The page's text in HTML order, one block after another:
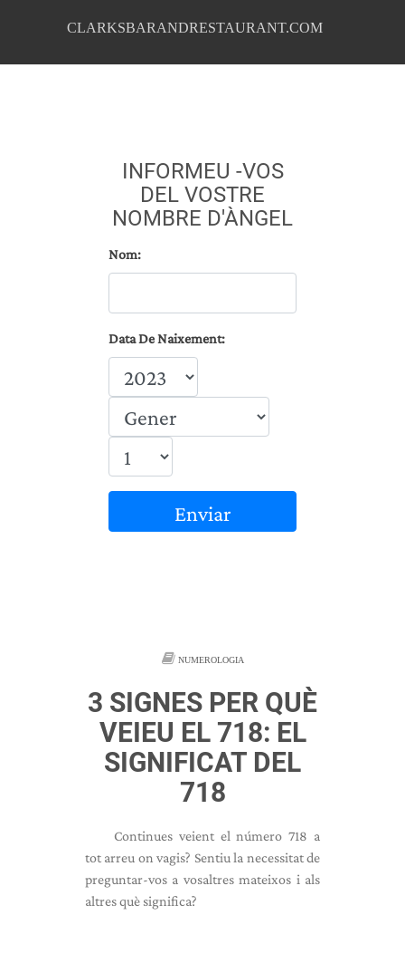
CLARKSBARANDRESTAURANT.COM
INFORMEU -VOS
DEL VOSTRE
NOMBRE D'ÀNGEL
Nom:
Data De Naixement:
Enviar
NUMEROLOGIA
3 SIGNES PER QUÈ
VEIEU EL 718: EL
SIGNIFICAT DEL
718
Continues veient el número 718 a
tot arreu on vagis? Sentiu la necessitat de
preguntar-vos a vosaltres mateixos i als
altres què significa?